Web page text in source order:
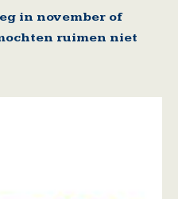
in november of
ruimen niet